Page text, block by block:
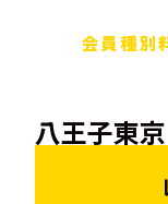
会員種別
八王子東京